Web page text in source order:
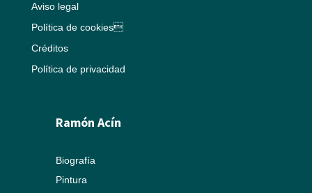
Aviso legal
Política de cookies
Créditos
Política de privacidad
Ramón Acín
Biografía
Pintura